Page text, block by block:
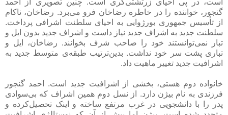
گنجور، خواننده را در خاطره رضاخان فرو می‌برد. رضاخان، ناکام
از تأسیس جمهوری بورژوایی به احیای سلطنت اشرافی پرداخت.
سلطنت جدید به اشراف جدید نیاز داست و اشراف جدید بدون ایل و
تبار نمی‌توانستند خود را صاحب شرف بخوانند. رضاخان، ایل و
تباری پشت سر خود نداشت. بدین‌ترتیب طبقه‌ی متوسط جدید به
اشرافیت جدید تغییر ماهیت داد.
خانواده دوم هستی، بخشی از اشرافیت جدید است. احمد گنجور
فرزندی به نام بیژن دارد. از نسل دوم همین اشراف که بی‌سوادی
پدر را با دانشجویی در غرب مرتفع ساخته و اینک تحصیل‌کرده و